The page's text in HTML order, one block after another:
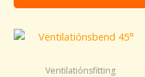
Ventilatiónsfitting
Price
through